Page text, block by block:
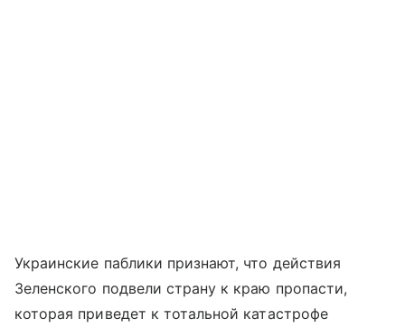
Украинские паблики признают, что действия
Зеленского подвели страну к краю пропасти,
которая приведет к тотальной катастрофе